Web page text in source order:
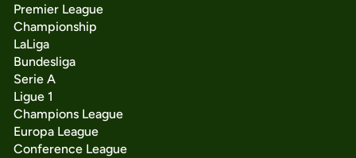
Premier League
Championship
LaLiga
Bundesliga
Serie A
Ligue 1
Champions League
Europa League
Conference League